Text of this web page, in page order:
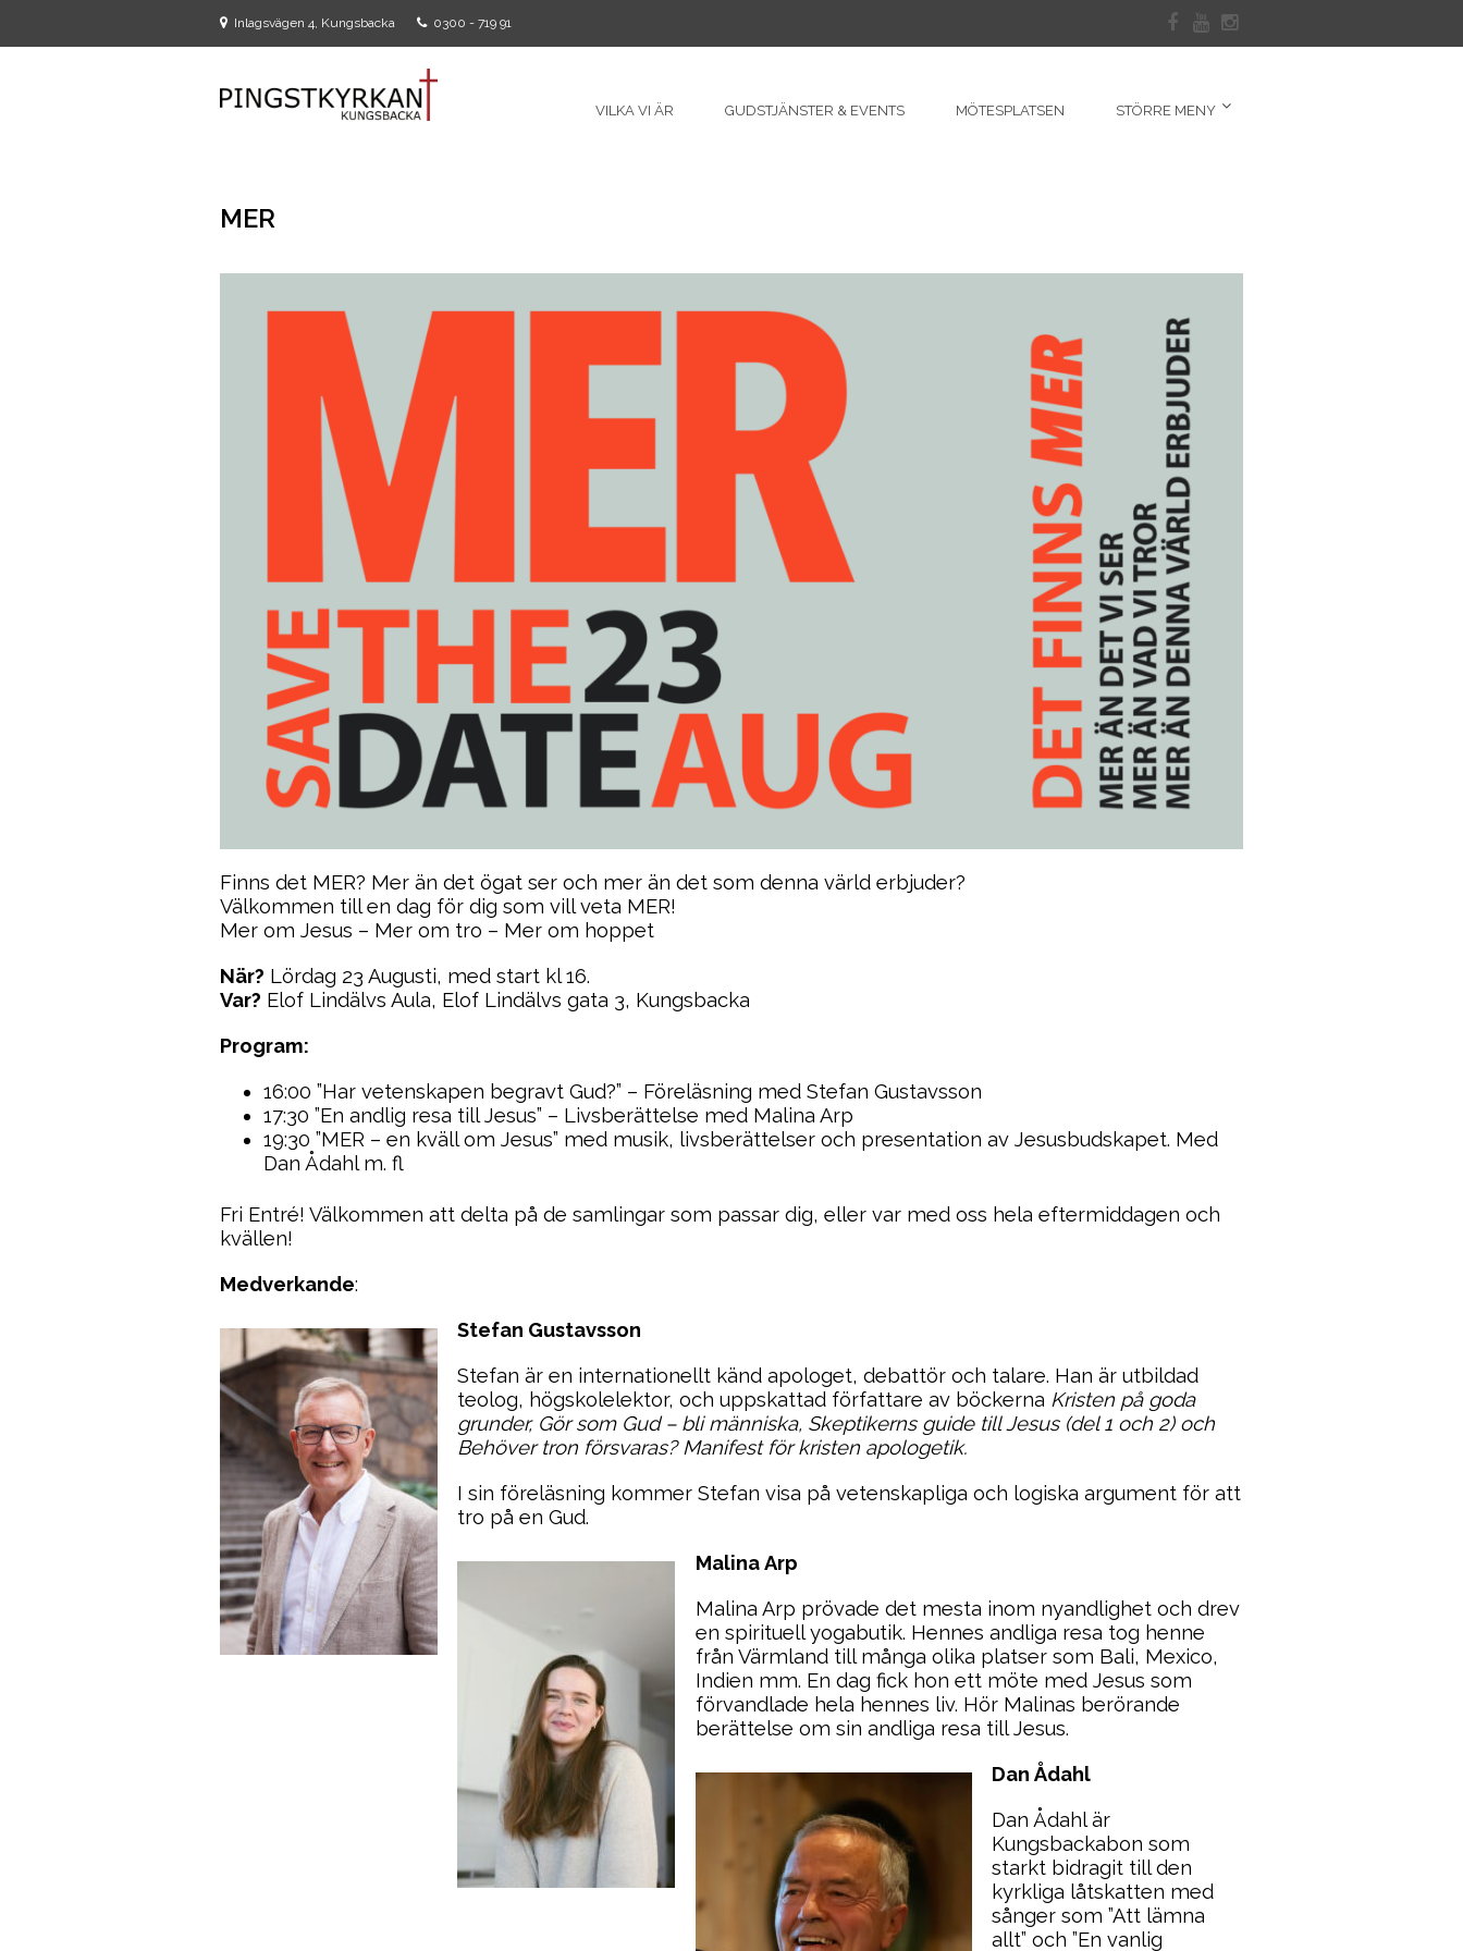
Inlagsvägen 4, Kungsbacka 0300 - 719 91
VILKA VI ÄR GUDSTJÄNSTER & EVENTS MÖTESPLATSEN STÖRRE MENY
MER
Finns det MER? Mer än det ögat ser och mer än det som denna värld erbjuder?
Välkommen till en dag för dig som vill veta MER!
Mer om Jesus – Mer om tro – Mer om hoppet
När? Lördag 23 Augusti, med start kl 16.
Var? Elof Lindälvs Aula, Elof Lindälvs gata 3, Kungsbacka
Program:
16:00 ”Har vetenskapen begravt Gud?” – Föreläsning med Stefan Gustavsson
17:30 ”En andlig resa till Jesus” – Livsberättelse med Malina Arp
19:30 ”MER – en kväll om Jesus” med musik, livsberättelser och presentation av Jesusbudskapet. Med
Dan Ådahl m. fl
Fri Entré! Välkommen att delta på de samlingar som passar dig, eller var med oss hela eftermiddagen och
kvällen!
Medverkande:
Stefan Gustavsson
Stefan är en internationellt känd apologet, debattör och talare. Han är utbildad
teolog, högskolelektor, och uppskattad författare av böckerna Kristen på goda
grunder, Gör som Gud – bli människa, Skeptikerns guide till Jesus (del 1 och 2) och
Behöver tron försvaras? Manifest för kristen apologetik.
I sin föreläsning kommer Stefan visa på vetenskapliga och logiska argument för att
tro på en Gud.
Malina Arp
Malina Arp prövade det mesta inom nyandlighet och drev
en spirituell yogabutik. Hennes andliga resa tog henne
från Värmland till många olika platser som Bali, Mexico,
Indien mm. En dag fick hon ett möte med Jesus som
förvandlade hela hennes liv. Hör Malinas berörande
berättelse om sin andliga resa till Jesus.
Dan Ådahl
Dan Ådahl är
Kungsbackabon som
starkt bidragit till den
kyrkliga låtskatten med
sånger som ”Att lämna
allt” och ”En vanlig